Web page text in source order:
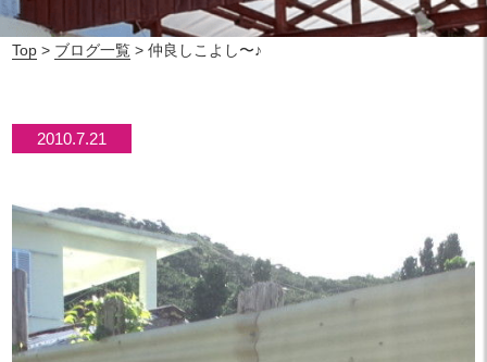
Top > ブログ一覧 > 仲良しこよし〜♪
2010.7.21